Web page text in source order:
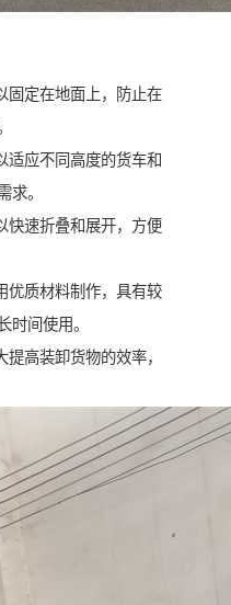
固定在地面上，防止在
适应不同高度的货车和
求。
快速折叠和展开，方便
优质材料制作，具有较
时间使用。
高装卸货物的效率，